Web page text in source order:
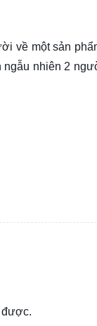
về một sản
nhiên 2
được.